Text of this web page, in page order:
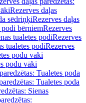
Rezerves daļas
sēdriņķiRezerves daļas
podi bērniemRezerves
tualetes podiRezerves
tualetes podiRezerves
podu vāki
podu vāki
Tualetes poda
Tualetes poda
Sienas